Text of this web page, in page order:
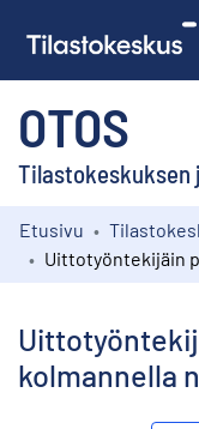
OTOS
Tilastokeskuksen
Kokoelmat
Etusivu
kolmannella